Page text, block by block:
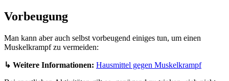
Vorbeugung
Man kann aber auch selbst vorbeugend einiges tun, um einen
Muskelkrampf zu vermeiden:
↳ Weitere Informationen: Hausmittel gegen Muskelkrampf